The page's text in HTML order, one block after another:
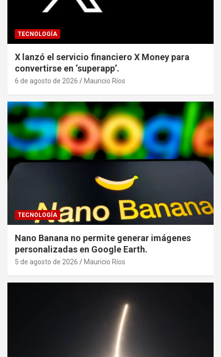
TECNOLOGÍA
X lanzó el servicio financiero X Money para
convertirse en ‘superapp’.
6 de agosto de 2026 Mauricio Ríos
TECNOLOGÍA
Nano Banana no permite generar imágenes
personalizadas en Google Earth.
5 de agosto de 2026 Mauricio Ríos